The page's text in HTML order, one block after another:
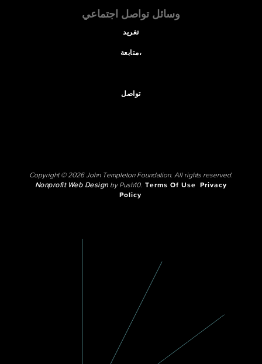
وسائل تواصل اجتماعي
تغريد
متابعة،
تواصل
Copyright © 2026 John Templeton Foundation. All rights reserved.
Nonprofit Web Designby Push10. Terms Of Use
Privacy
Policy